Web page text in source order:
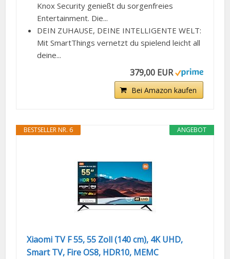
Knox Security genießt du sorgenfreies
Entertainment. Die...
DEIN ZUHAUSE, DEINE INTELLIGENTE WELT:
Mit SmartThings vernetzt du spielend leicht all
deine...
379,00 EUR
Bei Amazon kaufen
ANGEBOT
BESTSELLER NR. 6
Xiaomi TV F 55, 55 Zoll (140 cm), 4K UHD,
Smart TV, Fire OS8, HDR10, MEMC